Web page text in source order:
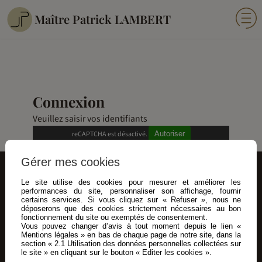
Maître Patrick LAMBERT
Connexion
Veuillez saisir vos identifiants
reCAPTCHA est désactivé. Autoriser
Maître Patrick LAMBERT
Avocat en droit pénal et droit de la famille à Lambersart. Écoute,
rigueur et engagement au service de vos droits.
Coordonnées
Gérer mes cookies
Le site utilise des cookies pour mesurer et améliorer les
performances du site, personnaliser son affichage, fournir
certains services. Si vous cliquez sur « Refuser », nous ne
déposerons que des cookies strictement nécessaires au bon
fonctionnement du site ou exemptés de consentement.
Vous pouvez changer d’avis à tout moment depuis le lien «
Mentions légales » en bas de chaque page de notre site, dans la
section « 2.1 Utilisation des données personnelles collectées sur
le site » en cliquant sur le bouton « Editer les cookies ».